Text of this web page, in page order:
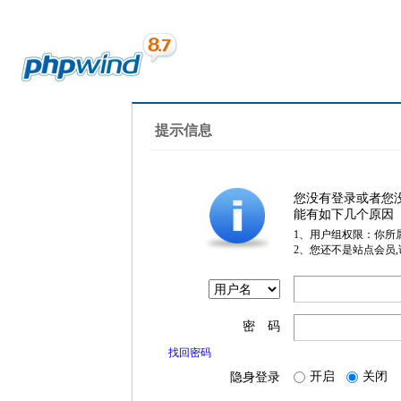
提示信息
您没有登录或者您
能有如下几个原因
1、用户组权限：你所
2、您还不是站点会员
密 码
找回密码
隐身登录 开启 关闭